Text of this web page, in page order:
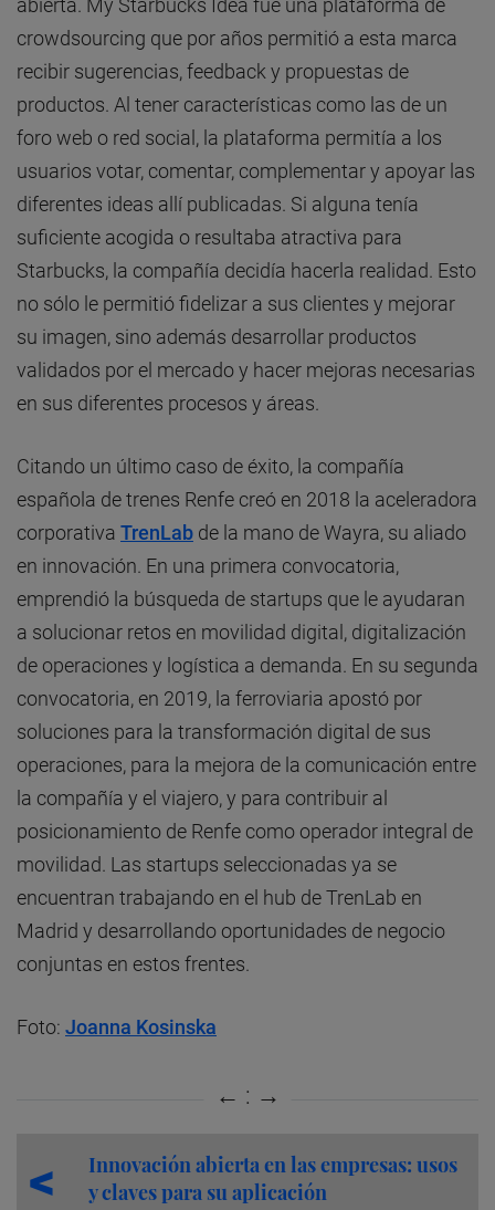
crowdsourcing que por años permitió a esta marca
recibir sugerencias, feedback y propuestas de
productos. Al tener características como las de un
foro web o red social, la plataforma permitía a los
usuarios votar, comentar, complementar y apoyar las
diferentes ideas allí publicadas. Si alguna tenía
suficiente acogida o resultaba atractiva para
Starbucks, la compañía decidía hacerla realidad. Esto
no sólo le permitió fidelizar a sus clientes y mejorar
su imagen, sino además desarrollar productos
validados por el mercado y hacer mejoras necesarias
en sus diferentes procesos y áreas.
Citando un último caso de éxito, la compañía
española de trenes Renfe creó en 2018 la aceleradora
corporativa TrenLab de la mano de Wayra, su aliado
en innovación. En una primera convocatoria,
emprendió la búsqueda de startups que le ayudaran
a solucionar retos en movilidad digital, digitalización
de operaciones y logística a demanda. En su segunda
convocatoria, en 2019, la ferroviaria apostó por
soluciones para la transformación digital de sus
operaciones, para la mejora de la comunicación entre
la compañía y el viajero, y para contribuir al
posicionamiento de Renfe como operador integral de
movilidad. Las startups seleccionadas ya se
encuentran trabajando en el hub de TrenLab en
Madrid y desarrollando oportunidades de negocio
conjuntas en estos frentes.
Foto: Joanna Kosinska
Innovación abierta en las empresas: usos
y claves para su aplicación